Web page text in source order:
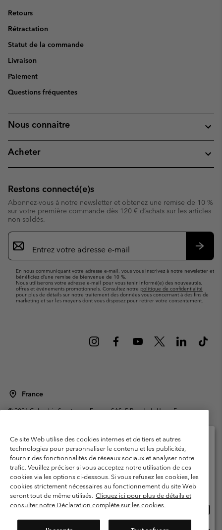
Retours
Rétractation
Statut de la commande
Livraison
Paiement
Questions fréquentes
Nous connaitre
Acheter
Restons connecté(e)s
Abonnez-vous à notre newsletter et obtenez une remise de 10 %
sur votre première commande dès 120 € d’achats sur les articles
non soldés.
Inscription
par
e-
En nous communiquant votre adresse e-mail, vous vous inscrivez à notre newsletter et
bénéficiez d’une remise de bienvenue de 10 %.
Nous utiliserons votre adresse e-mail pour vous tenir informé(e) des nouveautés,
offres et événements promotionnels. Consultez notre politique de confidentialité
pour plus de détails sur notre traitement des données vous concernant à des fins de
marketing et sur les moyens dont vous disposez pour retirer votre consentement.
France
©2026Columbia Sportswear Europe SAS. 5 Rue de la Haye, Espace
Garanties Légales
Politique de confidentialité
Conditions d'utilisation - Membres
Conditions D'utilisation - Contenu généré par l'utilisateur
Impressum
Cookies
Public CBCR
Service client: Lun - Sam de 9h à 13h et de 14h à 18h
Ce site Web utilise des cookies internes et de tiers et autres
technologies pour personnaliser le contenu et les publicités,
fournir des fonctionnalités de réseaux sociaux et analyser notre
trafic. Veuillez préciser si vous acceptez notre utilisation de ces
cookies via les options ci-dessous. Si vous refusez les cookies, les
cookies strictement nécessaires au fonctionnement du site Web
seront tout de même utilisés. Cliquez ici pour plus de détails et
consulter notre Déclaration complète sur les cookies.
Veuillez sélectionner votre pays d’expédition et
votre langue
Achats en ligne disponibles
United States
ligne